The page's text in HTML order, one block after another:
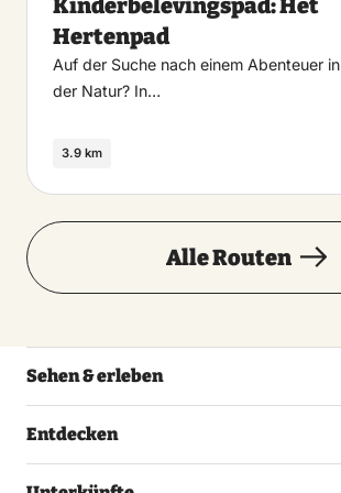
Hertenpad
Auf der Suche nach einem Abenteuer in
der Natur? In…
3.9 km
Alle Routen
Sehen & erleben
Entdecken